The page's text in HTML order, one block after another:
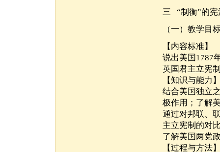
三 “制衡”的宪
（一）教学目
【内容标准】
说出美国1787
英国君主立宪
【知识与能力
结合美国独立
极作用；了解
通过对邦联、
主立宪制的对
了解美国两党
【过程与方法